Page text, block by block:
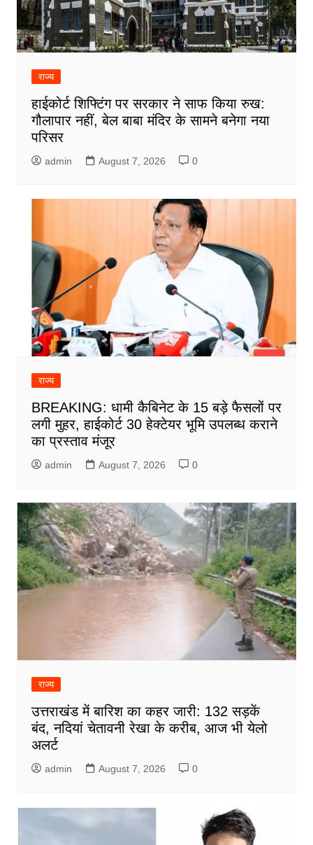
राज्य
हाईकोर्ट शिफ्टिंग पर सरकार ने साफ किया रुख:
गौलापार नहीं, बेल बाबा मंदिर के सामने बनेगा नया
परिसर
admin August 7, 2026 0
राज्य
BREAKING: धामी कैबिनेट के 15 बड़े फैसलों पर
लगी मुहर, हाईकोर्ट 30 हेक्टेयर भूमि उपलब्ध कराने
का प्रस्ताव मंजूर
admin August 7, 2026 0
राज्य
उत्तराखंड में बारिश का कहर जारी: 132 सड़कें
बंद, नदियां चेतावनी रेखा के करीब, आज भी येलो
अलर्ट
admin August 7, 2026 0